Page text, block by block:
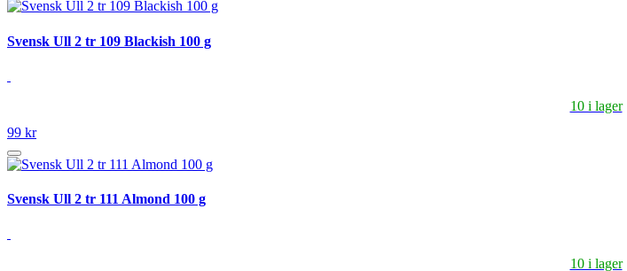
Svensk Ull 2 tr 109 Blackish 100 g
10 i lager
99 kr
Svensk Ull 2 tr 111 Almond 100 g
10 i lager